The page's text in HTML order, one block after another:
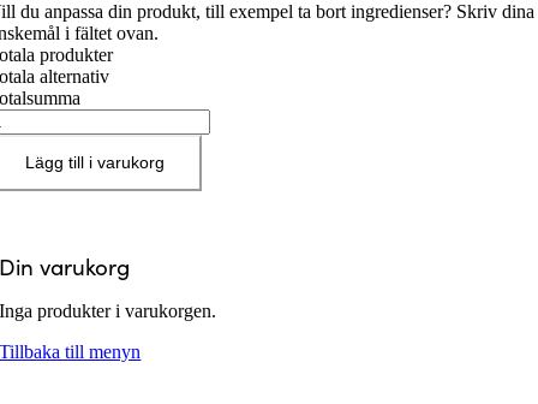
du anpassa din produkt, till exempel ta bort ingredienser? Skriv dina
i fältet ovan.
produkter
alternativ
Lägg till i varukorg
Din varukorg
Inga produkter i varukorgen.
Tillbaka till menyn